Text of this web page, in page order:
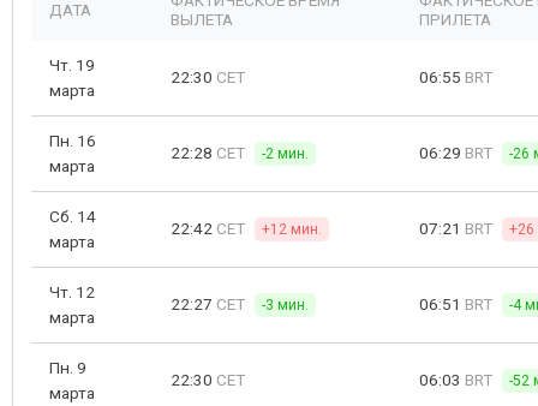
ДАТА
ВЫЛЕТА
ПРИЛЕТА
Чт. 19
марта
22:30 CET 06:55 BRT
Пн. 16
марта
22:28 CET -2 мин. 06:29 BRT -26
Сб. 14
марта
22:42 CET +12 мин. 07:21 BRT +26
Чт. 12
марта
22:27 CET -3 мин. 06:51 BRT -4
Пн. 9
марта
22:30 CET 06:03 BRT -52